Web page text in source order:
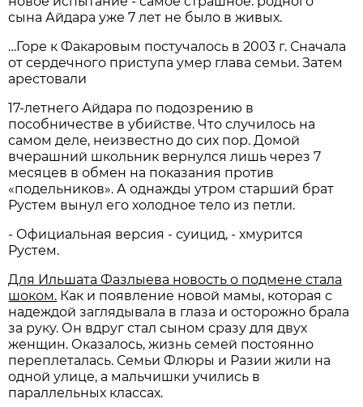
сына Айдара уже 7 лет не было в живых.
…Горе к Факаровым постучалось в 2003 г. Сначала
от сердечного приступа умер глава семьи. Затем
арестовали
17-летнего Айдара по подозрению в
пособничестве в убийстве. Что случилось на
самом деле, неизвестно до сих пор. Домой
вчерашний школьник вернулся лишь через 7
месяцев в обмен на показания против
«подельников». А однажды утром старший брат
Рустем вынул его холодное тело из петли.
- Официальная версия - суицид, - хмурится
Рустем.
Для Ильшата Фазлыева новость о подмене стала
шоком. Как и появление новой мамы, которая с
надеждой заглядывала в глаза и осторожно брала
за руку. Он вдруг стал сыном сразу для двух
женщин. Оказалось, жизнь семей постоянно
переплеталась. Семьи Флюры и Разии жили на
одной улице, а мальчишки учились в
параллельных классах.